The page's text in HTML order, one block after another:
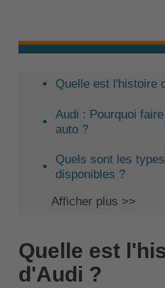
Quelle est l'histoire
Audi : Pourquoi
auto ?
Quels sont les
disponibles ?
Afficher plus >>
Quelle est
d'Audi ?